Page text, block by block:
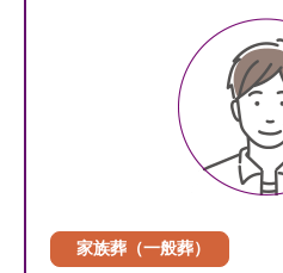
家族葬（一般葬）